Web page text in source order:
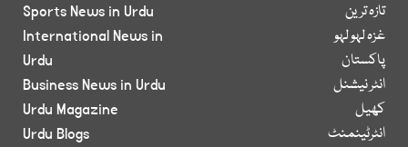
تازہ ترین
غزہ لہو لہو
پاکستان
انٹر نیشنل
کھیل
انٹرٹینمنٹ
Sports News in Urdu
International News in
Urdu
Business News in Urdu
Urdu Magazine
Urdu Blogs